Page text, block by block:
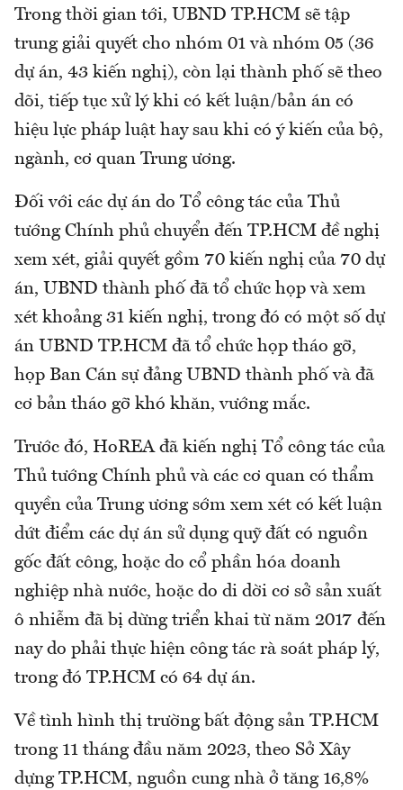
Trong thời gian tới, UBND TP.HCM sẽ tập
trung giải quyết cho nhóm 01 và nhóm 05 (36
dự án, 43 kiến nghị), còn lại thành phố sẽ theo
dõi, tiếp tục xử lý khi có kết luận/bản án có
hiệu lực pháp luật hay sau khi có ý kiến của bộ,
ngành, cơ quan Trung ương.
Đối với các dự án do Tổ công tác của Thủ
tướng Chính phủ chuyển đến TP.HCM đề nghị
xem xét, giải quyết gồm 70 kiến nghị của 70 dự
án, UBND thành phố đã tổ chức họp và xem
xét khoảng 31 kiến nghị, trong đó có một số dự
án UBND TP.HCM đã tổ chức họp tháo gỡ,
họp Ban Cán sự đảng UBND thành phố và đã
cơ bản tháo gỡ khó khăn, vướng mắc.
Trước đó, HoREA đã kiến nghị Tổ công tác của
Thủ tướng Chính phủ và các cơ quan có thẩm
quyền của Trung ương sớm xem xét có kết luận
dứt điểm các dự án sử dụng quỹ đất có nguồn
gốc đất công, hoặc do cổ phần hóa doanh
nghiệp nhà nước, hoặc do di dời cơ sở sản xuất
ô nhiễm đã bị dừng triển khai từ năm 2017 đến
nay do phải thực hiện công tác rà soát pháp lý,
trong đó TP.HCM có 64 dự án.
Về tình hình thị trường bất động sản TP.HCM
trong 11 tháng đầu năm 2023, theo Sở Xây
dựng TP.HCM, nguồn cung nhà ở tăng 16,8%